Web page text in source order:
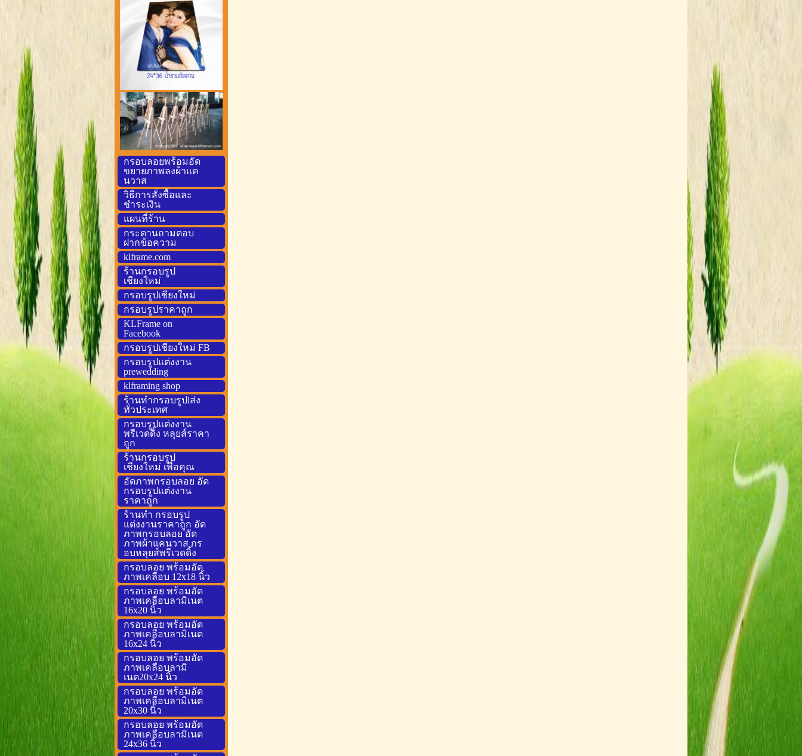
กรอบลอยพร้อมอัด
ขยายภาพลงผ้าแค
นวาส
วิธีการสั่งซื้อและ
ชำระเงิน
แผนที่ร้าน
กระดานถามตอบ
ฝากข้อความ
klframe.com
ร้านกรอบรูป
เชียงใหม่
กรอบรูปเชียงใหม่
กรอบรูปราคาถูก
KLFrame on
Facebook
กรอบรูปเชียงใหม่ FB
กรอบรูปแต่งงาน
prewedding
klframing shop
ร้านทำกรอบรูปlส่ง
ทั่วประเทศ
กรอบรูปแต่งงาน
พรีเวดดิ้ง หลุยส์ราคา
ถูก
ร้านกรอบรูป
เชียงใหม่ เพื่อคุณ
อัดภาพกรอบลอย อัด
กรอบรูปแต่งงาน
ราคาถูก
ร้านทำ กรอบรูป
แต่งงานราคาถูก อัด
ภาพกรอบลอย อัด
ภาพผ้าแคนวาส กร
อบหลุยส์พรีเวดดิ้ง
กรอบลอย พร้อมอัด
ภาพเคลือบ 12x18 นิ้ว
กรอบลอย พร้อมอัด
ภาพเคลือบลามิเนต
16x20 นิ้ว
กรอบลอย พร้อมอัด
ภาพเคลือบลามิเนต
16x24 นิ้ว
กรอบลอย พร้อมอัด
ภาพเคลือบลามิ
เนต20x24 นิ้ว
กรอบลอย พร้อมอัด
ภาพเคลือบลามิเนต
20x30 นิ้ว
กรอบลอย พร้อมอัด
ภาพเคลือบลามิเนต
24x36 นิ้ว